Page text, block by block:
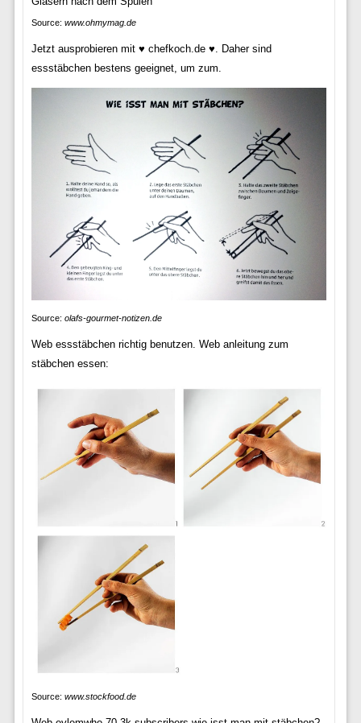
Source: www.ohmymag.de
Jetzt ausprobieren mit ♥ chefkoch.de ♥. Daher sind
essstäbchen bestens geeignet, um zum.
Source: olafs-gourmet-notizen.de
Web essstäbchen richtig benutzen. Web anleitung zum
stäbchen essen:
Source: www.stockfood.de